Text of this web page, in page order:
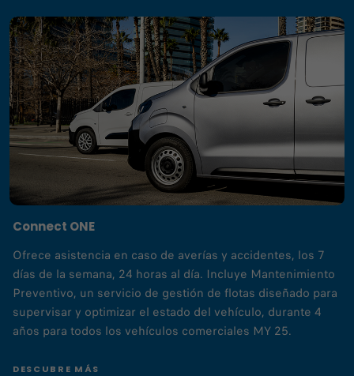
Connect ONE
Ofrece asistencia en caso de averías y accidentes, los 7
días de la semana, 24 horas al día. Incluye Mantenimiento
Preventivo, un servicio de gestión de flotas diseñado para
supervisar y optimizar el estado del vehículo, durante 4
años para todos los vehículos comerciales MY 25.
DESCUBRE MÁS